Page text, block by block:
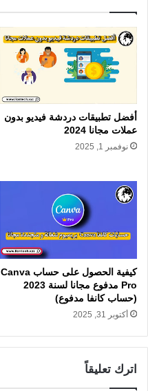
أفضل تطبيقات دردشة فيديو بدون
عملات مجانا 2024
نوفمبر 1, 2025
كيفية الحصول على حساب Canva
Pro مدفوع مجانا لسنة 2023
(حساب كانفا مدفوع)
أكتوبر 31, 2025
اترك تعليقاً